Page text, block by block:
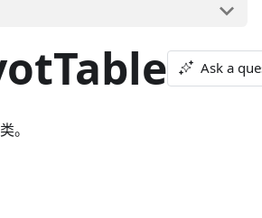
Ask a
。